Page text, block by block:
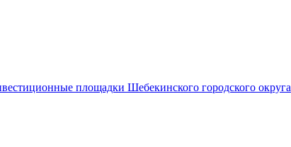
площадки Шебекинского городского округа